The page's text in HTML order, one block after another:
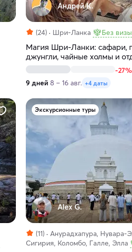
Андрей К.
(24) Шри-Ланка Без визы
Магия Шри-Ланки: сафари,
джунгли, чайные холмы и
-27%
9 дней 8 – 16 авг. +4 даты
Экскурсионные туры
Alex G.
(11)
Анурадхапура, Нувара-
Сигирия, Коломбо, Галле, Элла